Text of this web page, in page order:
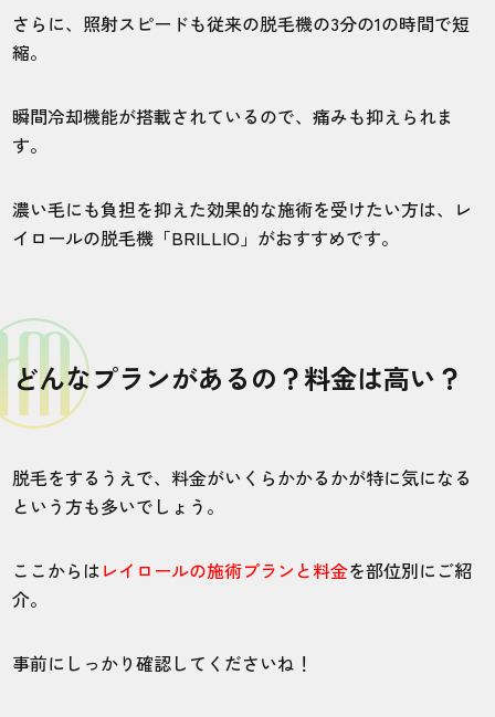
ヒゲ脱毛の鼻下は痛みを感じました。他は
20代・ダストさん
施術
4
大宮店 ヒゲ
かいところまで対応してもらえず、施術時
の点も残念に感じました。
さらに、照射スピードも従来の脱毛機の3分の1の時間で短
縮。
瞬間冷却機能が搭載されているので、痛みも抑えられま
す。
濃い毛にも負担を抑えた効果的な施術を受けたい方は、レ
イロールの脱毛機「BRILLIO」がおすすめです。
どんなプランがあるの？料金は高い？
脱毛をするうえで、料金がいくらかかるかが特に気になる
という方も多いでしょう。
ここからはレイロールの施術プランと料金を部位別にご紹
介。
事前にしっかり確認してくださいね！